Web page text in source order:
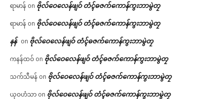
ရာမာန် on ဗိုလ်ဝေလေန်ဖျဝ် တံၚ်ဓဇက်ကောန်ကွးဘာမွဲတၠ
ရာမာန် on ဗိုလ်ဝေလေန်ဖျဝ် တံၚ်ဓဇက်ကောန်ကွးဘာမွဲတၠ
နန် on ဗိုလ်ဝေလေန်ဖျဝ် တံၚ်ဓဇက်ကောန်ကွးဘာမွဲတၠ
ကနန်ထဝ် on ဗိုလ်ဝေလေန်ဖျဝ် တံၚ်ဓဇက်ကောန်ကွးဘာမွဲတၠ
သက်သီမန် on ဗိုလ်ဝေလေန်ဖျဝ် တံၚ်ဓဇက်ကောန်ကွးဘာမွဲတၠ
ယုဝဟံသာ on ဗိုလ်ဝေလေန်ဖျဝ် တံၚ်ဓဇက်ကောန်ကွးဘာမွဲတၠ